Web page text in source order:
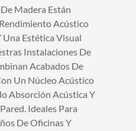
Madera Están
Acústico
Estética Visual
Instalaciones De
Acabados De
Un Núcleo Acústico
Absorción Acústica Y
Ideales Para
De Oficinas Y